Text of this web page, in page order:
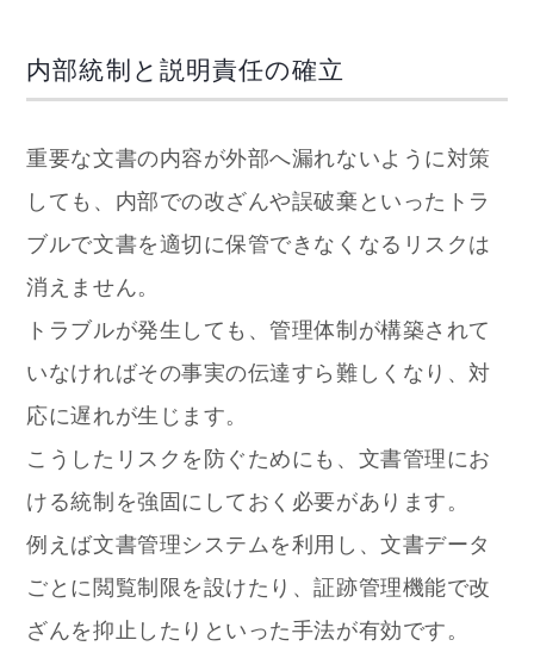
内部統制と説明責任の確立
重要な文書の内容が外部へ漏れないように対策
しても、内部での改ざんや誤破棄といったトラ
ブルで文書を適切に保管できなくなるリスクは
消えません。
トラブルが発生しても、管理体制が構築されて
いなければその事実の伝達すら難しくなり、対
応に遅れが生じます。
こうしたリスクを防ぐためにも、文書管理にお
ける統制を強固にしておく必要があります。
例えば文書管理システムを利用し、文書データ
ごとに閲覧制限を設けたり、証跡管理機能で改
ざんを抑止したりといった手法が有効です。